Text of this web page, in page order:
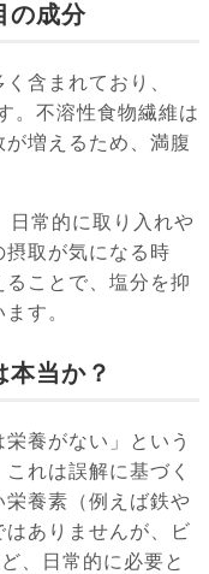
の成分
含まれており、
。不溶性食物繊維は
増えるため、満腹
日常的に取り入れや
取が気になる時
ことで、塩分を抑
す。
当か？
養がない」という
れは誤解に基づく
栄養素（例えば鉄や
ありませんが、ビ
、日常的に必要と